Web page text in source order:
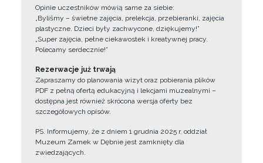
Opinie uczestników mówią same za siebie:
„Byliśmy – świetne zajęcia, prelekcja, przebieranki, zajęcia
plastyczne. Dzieci były zachwycone, dziękujemy!”
„Super zajęcia, pełne ciekawostek i kreatywnej pracy.
Polecamy serdecznie!”
Rezerwacje już trwają
Zapraszamy do planowania wizyt oraz pobierania plików
PDF z pełną ofertą edukacyjną i lekcjami muzealnymi –
dostępna jest również skrócona wersja oferty bez
szczegółowych opisów.
PS. Informujemy, że z dniem 1 grudnia 2025 r. oddział
Muzeum Zamek w Dębnie jest zamknięty dla
zwiedzających.